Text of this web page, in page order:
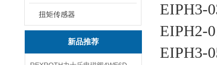
扭矩传感器
新品推荐
EIPH3-
EIPH2-
EIPH3-